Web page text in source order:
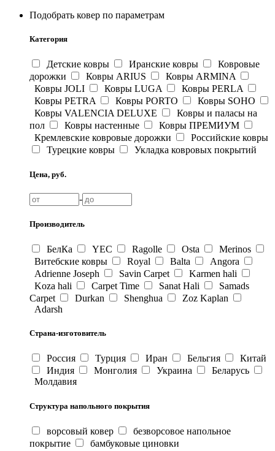
Подобрать ковер по параметрам
Категория
Детские ковры Иранские ковры
Ковровые
дорожки
Ковры ARIUS
Ковры ARMINA
Ковры JOLI
Ковры LUGA
Ковры PERLA
Ковры PETRA
Ковры PORTO
Ковры SOHO
Ковры VALENCIA DELUXE
Ковры и паласы на
пол
Ковры настенные
Ковры ПРЕМИУМ
Кремлевские ковровые дорожки
Российские ковры
Турецкие ковры
Укладка ковровых покрытий
Цена, руб.
-
Производитель
БелКа YEC Ragolle Osta
Merinos
Витебские ковры
Royal Balta
Angora
Adrienne Joseph
Savin Carpet
Karmen hali
Koza hali
Carpet Time Sanat Hali
Samads
Carpet
Durkan Shenghua
Zoz Kaplan
Adarsh
Страна-изготовитель
Россия Турция Иран Бельгия
Китай
Индия
Монголия Украина
Беларусь
Молдавия
Структура напольного покрытия
ворсовый ковер
безворсовое напольное
покрытие
бамбуковые циновки